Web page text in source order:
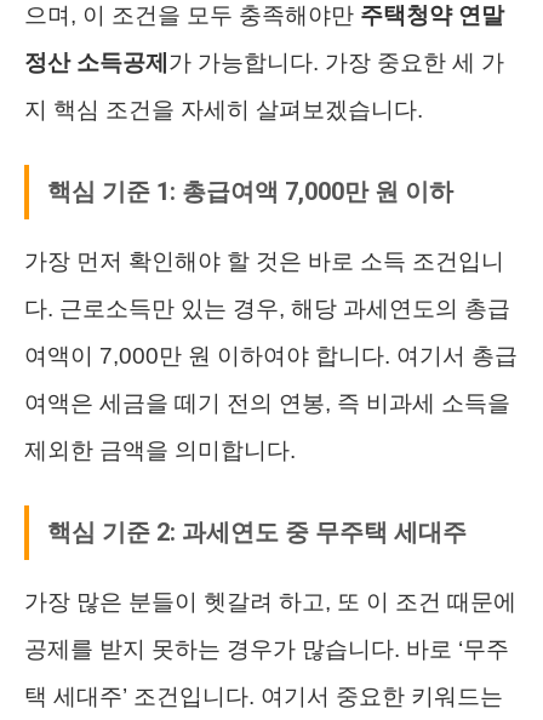
으며, 이 조건을 모두 충족해야만 주택청약 연말
정산 소득공제 가 가능합니다. 가장 중요한 세 가
지 핵심 조건을 자세히 살펴보겠습니다.
핵심 기준 1: 총급여액 7,000만 원 이하
가장 먼저 확인해야 할 것은 바로 소득 조건입니
다. 근로소득만 있는 경우, 해당 과세연도의 총급
여액이 7,000만 원 이하여야 합니다. 여기서 총급
여액은 세금을 떼기 전의 연봉, 즉 비과세 소득을
제외한 금액을 의미합니다.
핵심 기준 2: 과세연도 중 무주택 세대주
가장 많은 분들이 헷갈려 하고, 또 이 조건 때문에
공제를 받지 못하는 경우가 많습니다. 바로 ‘무주
택 세대주’ 조건입니다. 여기서 중요한 키워드는